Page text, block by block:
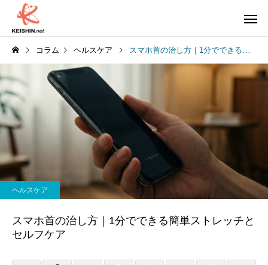
コラム ヘルスケア スマホ首の治し方｜1分でできる簡単ストレッチとセルフケア
ヘルスケア
スマホ首の治し方｜1分でできる簡単ストレッチと
セルフケア